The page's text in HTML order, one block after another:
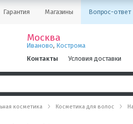
Гарантия Магазины Вопрос-ответ
Москва
Иваново, Кострома
Контакты
Условия доставки
косметика Косметика для волос